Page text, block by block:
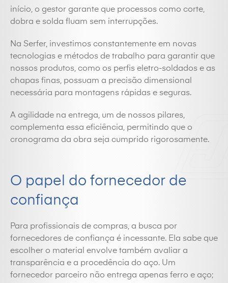
início, o gestor garante que processos como corte,
dobra e solda fluam sem interrupções.
Na Serfer, investimos constantemente em novas
tecnologias e métodos de trabalho para garantir que
nossos produtos, como os perfis eletro-soldados e as
chapas finas, possuam a precisão dimensional
necessária para montagens rápidas e seguras.
A agilidade na entrega, um de nossos pilares,
complementa essa eficiência, permitindo que o
cronograma da obra seja cumprido rigorosamente.
O papel do fornecedor de
confiança
Para profissionais de compras, a busca por
fornecedores de confiança é incessante. Ela sabe que
escolher o material envolve também avaliar a
transparência e a procedência do aço. Um
fornecedor parceiro não entrega apenas ferro e aço;